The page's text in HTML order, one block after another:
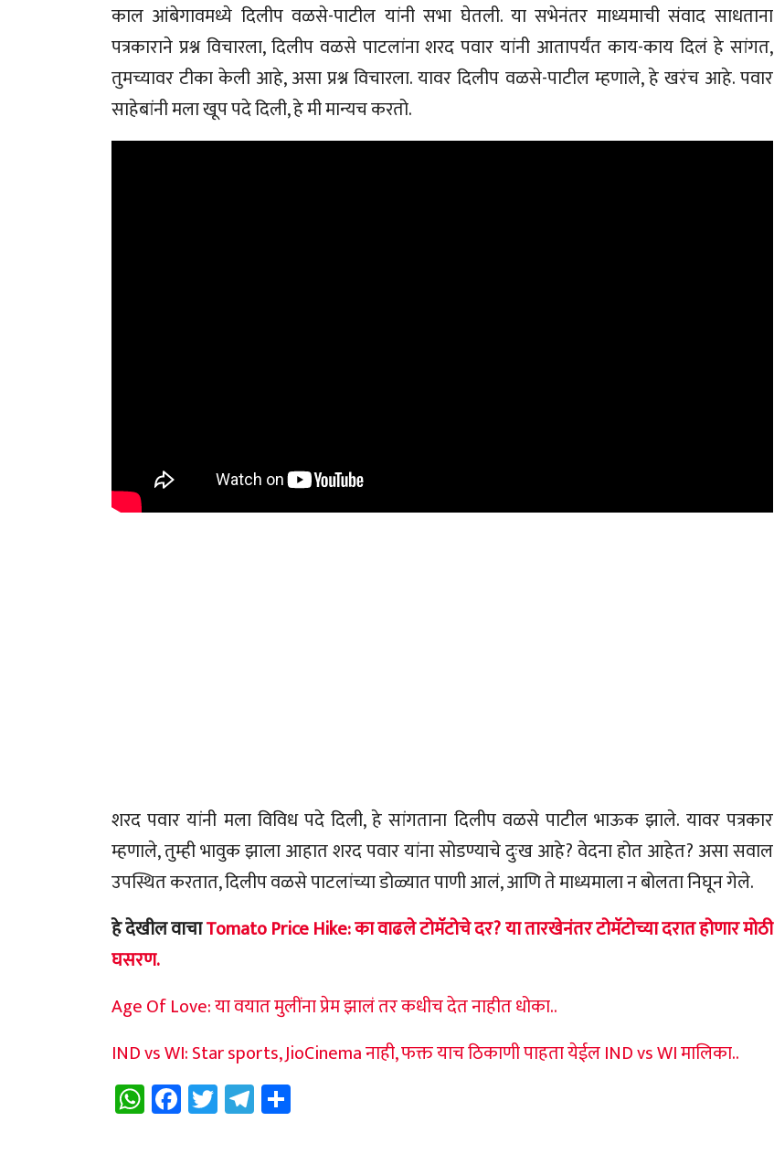
काल आंबेगावमध्ये दिलीप वळसे-पाटील यांनी सभा घेतली. या सभेनंतर माध्यमाची संवाद साधताना
पत्रकाराने प्रश्न विचारला, दिलीप वळसे पाटलांना शरद पवार यांनी आतापर्यंत काय-काय दिलं हे सांगत,
तुमच्यावर टीका केली आहे, असा प्रश्न विचारला. यावर दिलीप वळसे-पाटील म्हणाले, हे खरंच आहे. पवार
साहेबांनी मला खूप पदे दिली, हे मी मान्यच करतो.
शरद पवार यांनी मला विविध पदे दिली, हे सांगताना दिलीप वळसे पाटील भाऊक झाले. यावर पत्रकार
म्हणाले, तुम्ही भावुक झाला आहात शरद पवार यांना सोडण्याचे दुःख आहे? वेदना होत आहेत? असा सवाल
उपस्थित करतात, दिलीप वळसे पाटलांच्या डोळ्यात पाणी आलं, आणि ते माध्यमाला न बोलता निघून गेले.
हे देखील वाचाTomato Price Hike: का वाढले टोमॅटोचे दर? या तारखेनंतर टोमॅटोच्या दरात होणार मोठी
घसरण.
Age Of Love: या वयात मुलींना प्रेम झालं तर कधीच देत नाहीत धोका..
IND vs WI: Star sports, JioCinema नाही, फक्त याच ठिकाणी पाहता येईल IND vs WI मालिका..
WhatsApp
Facebook
TwitterTelegram